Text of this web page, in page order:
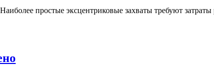
простые эксцентриковые захваты требуют